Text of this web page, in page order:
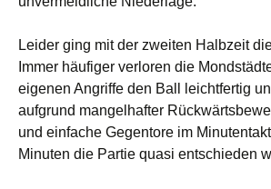
Leider ging mit der zweiten Halbzeit
Immer häufiger verloren die
eigenen Angriffe den Ball leichtfertig
aufgrund mangelhafter
und einfache Gegentore im
Minuten die Partie quasi entschieden